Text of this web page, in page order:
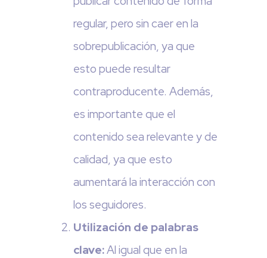
regular, pero sin caer en la
sobrepublicación, ya que
esto puede resultar
contraproducente. Además,
es importante que el
contenido sea relevante y de
calidad, ya que esto
aumentará la interacción con
los seguidores.
Utilización de palabras
clave:Al igual que en la